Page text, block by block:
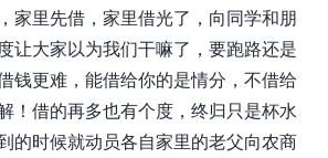
家里先借，家里借光了，向同学和朋
让大家以为我们干嘛了，要跑路还是
钱更难，能借给你的是情分，不借给
！借的再多也有个度，终归只是杯水
的时候就动员各自家里的老父向农商